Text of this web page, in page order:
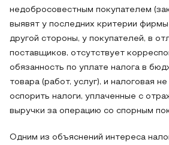
недобросовестным покупателем
выявят у последних критерии
другой стороны, у покупателей, в
поставщиков, отсутствует
обязанность по уплате налога в
товара (работ, услуг), и налоговая
оспорить налоги, уплаченные с
выручки за операцию со спорным
Одним из объяснений интереса